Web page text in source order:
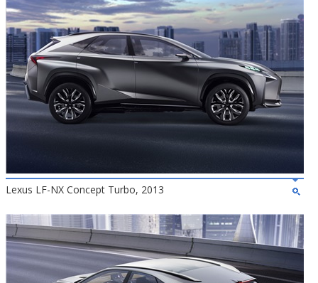
Lexus LF-NX Concept Turbo, 2013